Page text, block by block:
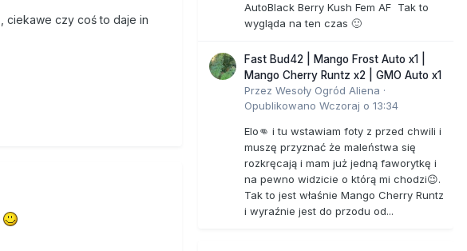
ciekawe czy coś to daje in
AutoBlack Berry Kush Fem AF Tak to
wygląda na ten czas 🙂
Fast Bud42 | Mango Frost Auto x1 |
Mango Cherry Runtz x2 | GMO Auto x1
Przez Wesoły Ogród Aliena ·
Opublikowano Wczoraj o 13:34
Elo👊 i tu wstawiam foty z przed chwili i
muszę przyznać że maleństwa się
rozkręcają i mam już jedną faworytkę i
na pewno widzicie o którą mi chodzi😉.
Tak to jest właśnie Mango Cherry Runtz
i wyraźnie jest do przodu od...